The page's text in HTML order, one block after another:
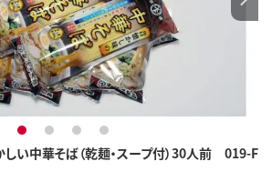
しい中華そば（乾麺・スープ付）30人前 019-F
1 2 3 4